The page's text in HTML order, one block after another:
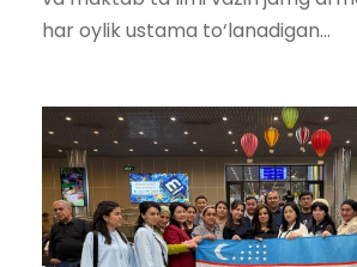
har oylik ustama to‘lanadigan...